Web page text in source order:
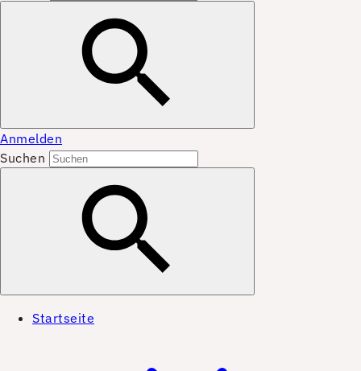
Anmelden
Suchen
Startseite